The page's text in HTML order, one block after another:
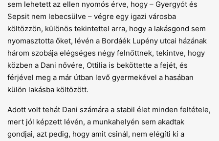
sem lehetett az ellen nyomós érve, hogy – Gyergyót és
Sepsit nem lebecsülve – végre egy igazi városba
költözzön, különös tekintettel arra, hogy a lakásgond sem
nyomasztotta őket, lévén a Bordáék Lupény utcai házának
három szobája elégséges négy felnőttnek, tekintve, hogy
közben a Dani nővére, Ottilia is beköttette a fejét, és
férjével meg a már útban levő gyermekével a hasában
külön lakásba költözött.
Adott volt tehát Dani számára a stabil élet minden feltétele,
mert jól képzett lévén, a munkahelyén sem akadtak
gondjai, azt pedig, hogy amit csinál, nem elégíti ki a